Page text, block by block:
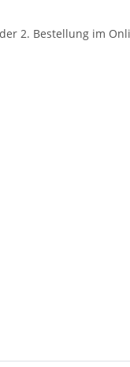
2. Bestellung im